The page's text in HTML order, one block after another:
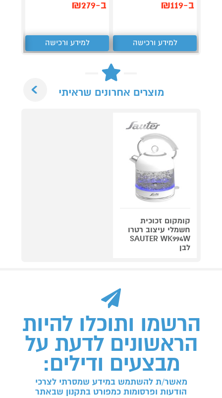
ב-₪119
למידע ורכישה
ב-₪279
למידע ורכישה
מוצרים אחרונים שראיתי
קומקום זכוכית
חשמלי עיצוב רטרו
SAUTER WK994W
לבן
הרשמו ותוכלו להיות
הראשונים לדעת על
מבצעים ודילים:
מאשר/ת להשתמש במידע שמסרתי לצרכי
הודעות ופרסומות כמפורט בתקנון שבאתר